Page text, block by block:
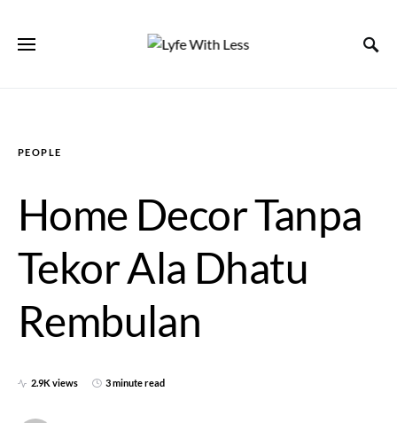
PEOPLE
Home Decor Tanpa
Tekor Ala Dhatu
Rembulan
2.9K views 3 minute read